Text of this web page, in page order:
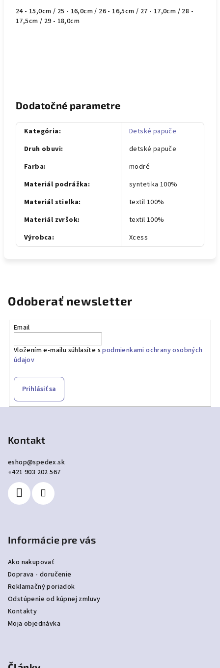
24 - 15,0cm / 25 - 16,0cm / 26 - 16,5cm / 27 - 17,0cm / 28 -
17,5cm / 29 - 18,0cm
Dodatočné parametre
Kategória:
Detské papuče
Druh obuvi:
detské papuče
Farba:
modré
Materiál podrážka:
syntetika 100%
Materiál stielka:
textil 100%
Materiál zvršok:
textil 100%
Výrobca: Xcess
Odoberať newsletter
Email
Vložením e-mailu súhlasíte spodmienkami ochrany osobných
údajov
Prihlásiť sa
Kontakt
eshop@spedex.sk
+421 903 202 567
Informácie pre vás
Ako nakupovať
Doprava - doručenie
Reklamačný poriadok
Odstúpenie od kúpnej zmluvy
Kontakty
Moja objednávka